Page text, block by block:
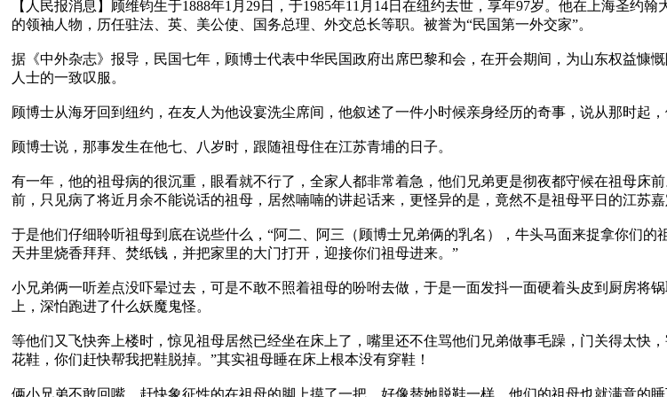
【人民报消息】顾维钧生于1888年1月29日，于1985年11月14日在纽约去世，享年97岁。他在上海圣
的领袖人物，历任驻法、英、美公使、国务总理、外交总长等职。被誉为“民国第一外交家”。
据《中外杂志》报导，民国七年，顾博士代表中华民国政府出席巴黎和会，在开会期间，为山东权益慷
人士的一致叹服。
顾博士从海牙回到纽约，在友人为他设宴洗尘席间，他叙述了一件小时候亲身经历的奇事，说从那时起
顾博士说，那事发生在他七、八岁时，跟随祖母住在江苏青埔的日子。
有一年，他的祖母病的很沉重，眼看就不行了，全家人都非常着急，他们兄弟更是彻夜都守候在祖母床
前，只见病了将近月余不能说话的祖母，居然喃喃的讲起话来，更怪异的是，竟然不是祖母平日的江苏嘉
于是他们仔细聆听祖母到底在说些什么，“阿二、阿三（顾博士兄弟俩的乳名），牛头马面来捉拿你们
天井里烧香拜拜、焚纸钱，并把家里的大门打开，迎接你们祖母进来。”
小兄弟俩一听差点没吓晕过去，可是不敢不照着祖母的吩咐去做，于是一面发抖一面硬着头皮到厨房将
上，深怕跑进了什么妖魔鬼怪。
等他们又飞快奔上楼时，惊见祖母居然已经坐在床上了，嘴里还不住骂他们兄弟做事毛躁，门关得太快
花鞋，你们赶快帮我把鞋脱掉。”其实祖母睡在床上根本没有穿鞋！
俩小兄弟不敢回嘴，赶快象征性的在祖母的脚上摸了一把，好像替她脱鞋一样，他们的祖母也就满意的